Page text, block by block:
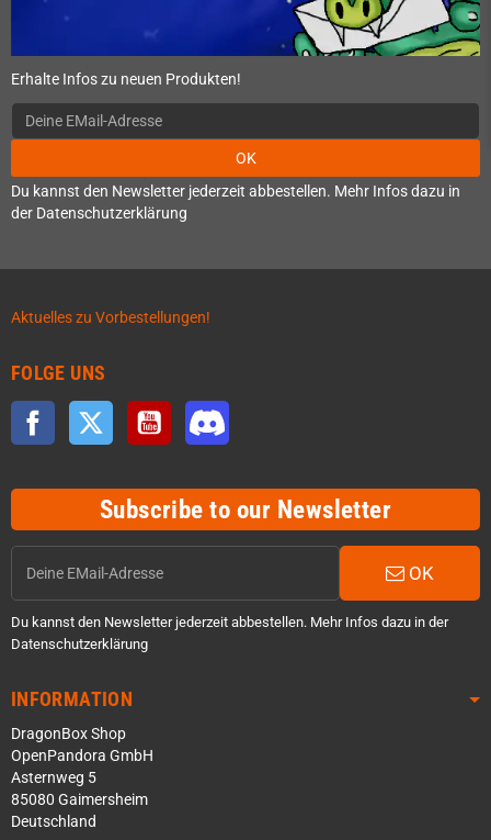
Erhalte Infos zu neuen Produkten!
OK
Du kannst den Newsletter jederzeit abbestellen. Mehr Infos dazu in
der Datenschutzerklärung
Aktuelles zu Vorbestellungen!
FOLGE UNS
Facebook Twitter YouTube
Subscribe to our Newsletter
OK
Du kannst den Newsletter jederzeit abbestellen. Mehr Infos dazu in der
Datenschutzerklärung
INFORMATION
DragonBox Shop
OpenPandora GmbH
Asternweg 5
85080 Gaimersheim
Deutschland